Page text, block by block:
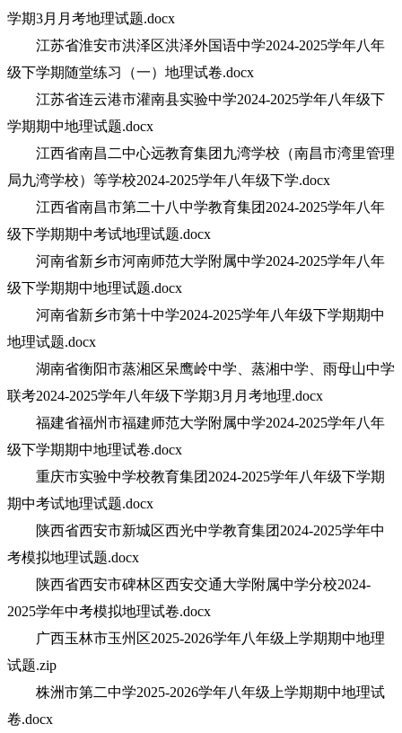
学期3月月考地理试题.docx
江苏省淮安市洪泽区洪泽外国语中学2024-2025学年八年
级下学期随堂练习（一）地理试卷.docx
江苏省连云港市灌南县实验中学2024-2025学年八年级下
学期期中地理试题.docx
江西省南昌二中心远教育集团九湾学校（南昌市湾里管理
局九湾学校）等学校2024-2025学年八年级下学.docx
江西省南昌市第二十八中学教育集团2024-2025学年八年
级下学期期中考试地理试题.docx
河南省新乡市河南师范大学附属中学2024-2025学年八年
级下学期期中地理试题.docx
河南省新乡市第十中学2024-2025学年八年级下学期期中
地理试题.docx
湖南省衡阳市蒸湘区呆鹰岭中学、蒸湘中学、雨母山中学
联考2024-2025学年八年级下学期3月月考地理.docx
福建省福州市福建师范大学附属中学2024-2025学年八年
级下学期期中地理试卷.docx
重庆市实验中学校教育集团2024-2025学年八年级下学期
期中考试地理试题.docx
陕西省西安市新城区西光中学教育集团2024-2025学年中
考模拟地理试题.docx
陕西省西安市碑林区西安交通大学附属中学分校2024-
2025学年中考模拟地理试卷.docx
广西玉林市玉州区2025-2026学年八年级上学期期中地理
试题.zip
株洲市第二中学2025-2026学年八年级上学期期中地理试
卷.docx